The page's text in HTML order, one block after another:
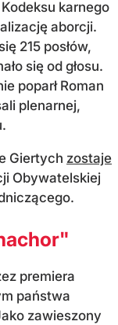
Kodeksu karnego
aborcji.
215 posłów,
się od głosu.
poparł Roman
plenarnej,
Giertych zostaje
Obywatelskiej
premiera
państwa
zawieszony